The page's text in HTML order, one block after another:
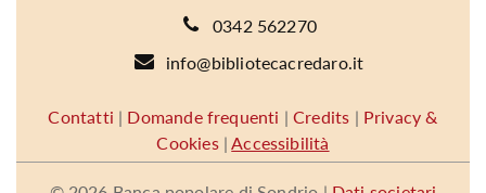
0342 562270
info@bibliotecacredaro.it
Contatti | Domande frequenti |Credits | Privacy &
Cookies|Accessibilità